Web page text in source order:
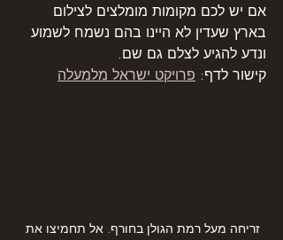
אם יש לכם מקומות מומלצים לצילום
בארץ שעדין לא היינו בהם נשמח לשמוע
ונדע להגיע לצלם גם שם.
קישור לדף: פרויקט ישראל מלמעלה
זריחה מעל רמת הגולן בחורף. אל תחמיצו את